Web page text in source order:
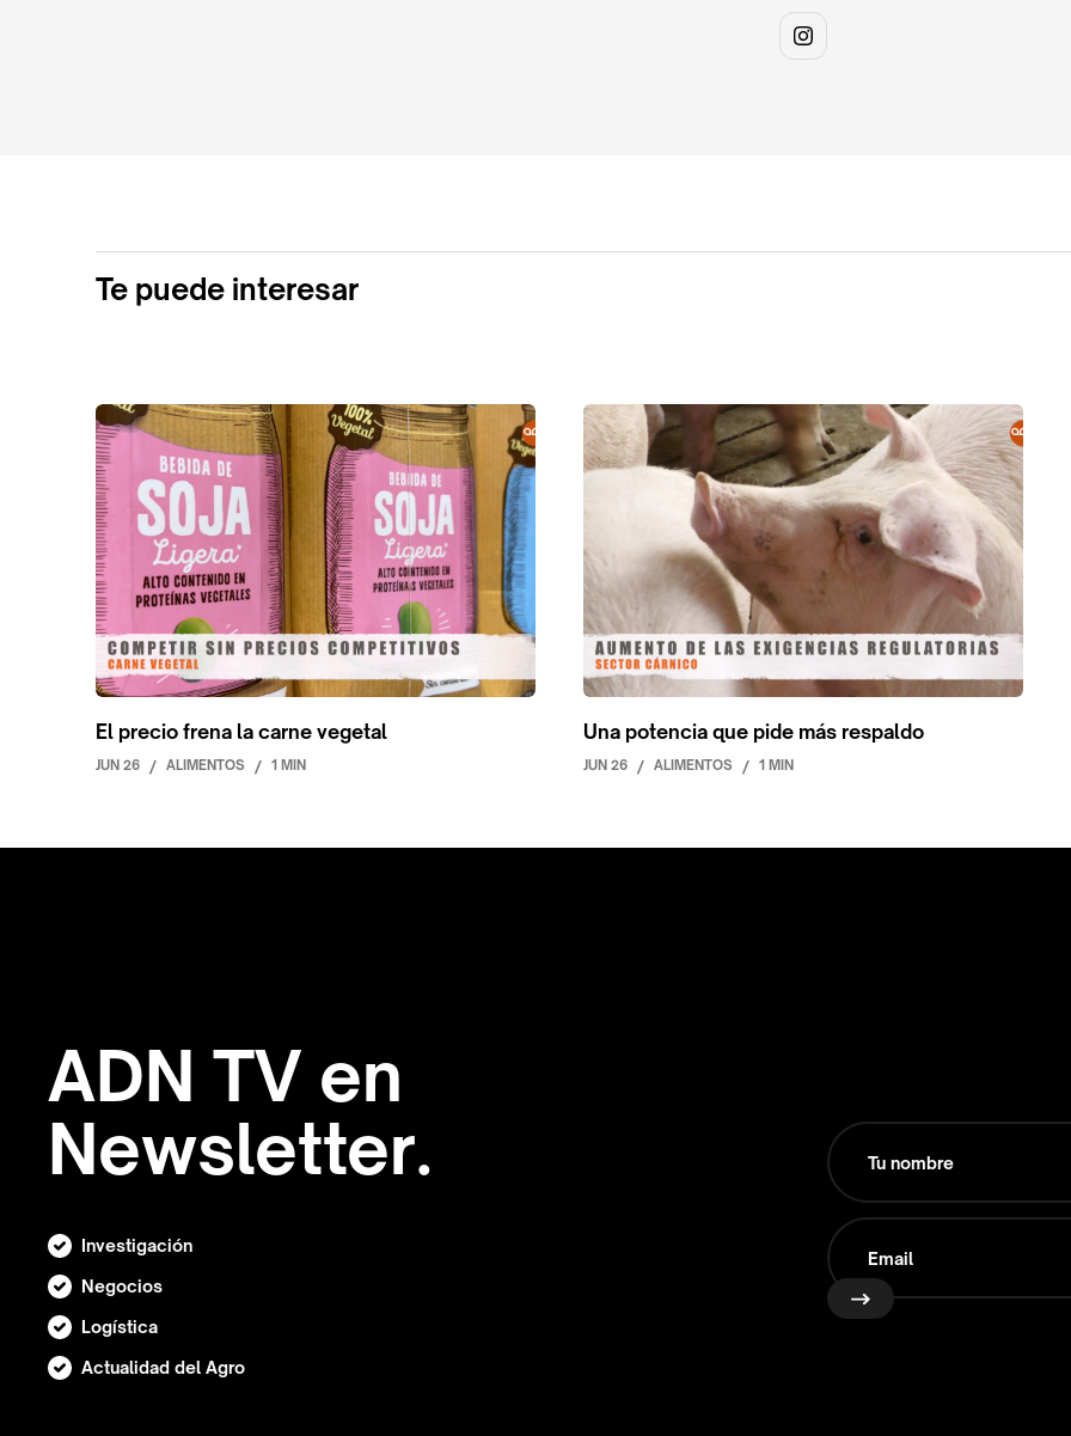
Te puede interesar
El precio frena la carne vegetal
JUN 26 / ALIMENTOS / 1 MIN
Una potencia que pide más respaldo
JUN 26 / ALIMENTOS / 1 MIN
ADN TV en
Newsletter.
Investigación
Negocios
Logística
Actualidad del Agro